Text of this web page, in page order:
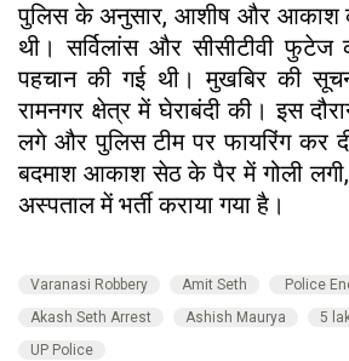
पुलिस के अनुसार, आशीष और आकाश
थी। सर्विलांस और सीसीटीवी फुटेज
पहचान की गई थी। मुखबिर की
रामनगर क्षेत्र में घेराबंदी की। इस
लगे और पुलिस टीम पर फायरिंग कर
बदमाश आकाश सेठ के पैर में गोली
अस्पताल में भर्ती कराया गया है।
Varanasi Robbery Amit Seth
Police
Akash Seth Arrest
Ashish Maurya
5
UP Police